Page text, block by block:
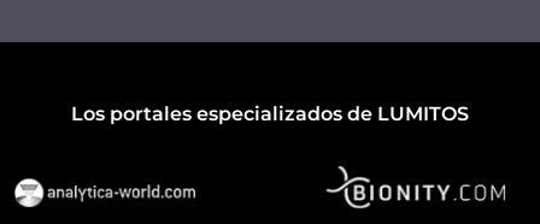
Los portales especializados de LUMITOS